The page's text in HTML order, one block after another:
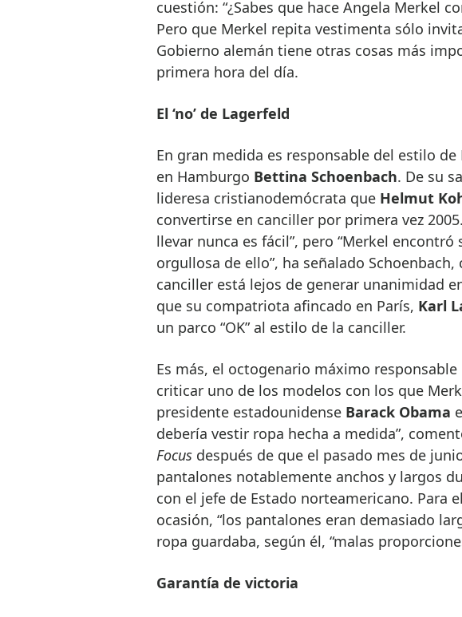
cuestión: “¿Sabes que hace Angela Merkel
Pero que Merkel repita vestimenta sólo
Gobierno alemán tiene otras cosas más
primera hora del día.
El ‘no’ de Lagerfeld
En gran medida es responsable del estilo
en Hamburgo Bettina Schoenbach. De su
lideresa cristianodemócrata que Helmut
convertirse en canciller por primera vez
llevar nunca es fácil”, pero “Merkel
orgullosa de ello”, ha señalado
canciller está lejos de generar unanimidad
que su compatriota afincado en París, Karl
un parco “OK” al estilo de la canciller.
Es más, el octogenario máximo
criticar uno de los modelos con los que
presidente estadounidense Barack Obama
debería vestir ropa hecha a medida”,
Focusdespués de que el pasado mes de
pantalones notablemente anchos y largos
con el jefe de Estado norteamericano. Para
ocasión, “los pantalones eran demasiado
ropa guardaba, según él, “malas
Garantía de victoria